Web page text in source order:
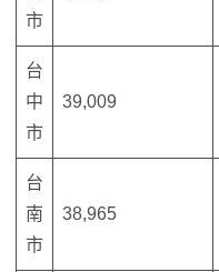
市
台
中
市
39,009
台
南
市
38,965